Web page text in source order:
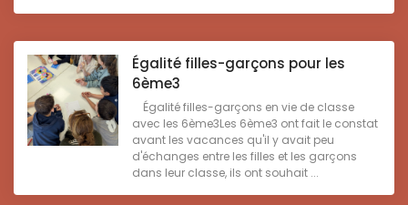
Égalité filles-garçons pour les
6ème3
Égalité filles-garçons en vie de classe
avec les 6ème3Les 6ème3 ont fait le constat
avant les vacances qu'il y avait peu
d'échanges entre les filles et les garçons
dans leur classe, ils ont souhait ...